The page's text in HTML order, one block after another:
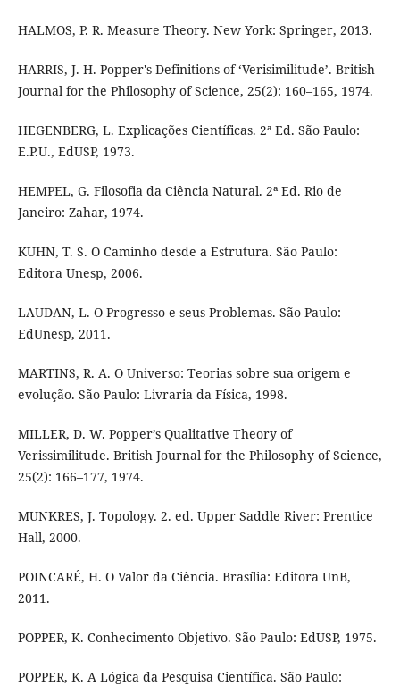
HALMOS, P. R. Measure Theory. New York: Springer, 2013.
HARRIS, J. H. Popper's Definitions of ‘Verisimilitude’. British
Journal for the Philosophy of Science, 25(2): 160–165, 1974.
HEGENBERG, L. Explicações Científicas. 2ª Ed. São Paulo:
E.P.U., EdUSP, 1973.
HEMPEL, G. Filosofia da Ciência Natural. 2ª Ed. Rio de
Janeiro: Zahar, 1974.
KUHN, T. S. O Caminho desde a Estrutura. São Paulo:
Editora Unesp, 2006.
LAUDAN, L. O Progresso e seus Problemas. São Paulo:
EdUnesp, 2011.
MARTINS, R. A. O Universo: Teorias sobre sua origem e
evolução. São Paulo: Livraria da Física, 1998.
MILLER, D. W. Popper’s Qualitative Theory of
Verissimilitude. British Journal for the Philosophy of Science,
25(2): 166–177, 1974.
MUNKRES, J. Topology. 2. ed. Upper Saddle River: Prentice
Hall, 2000.
POINCARÉ, H. O Valor da Ciência. Brasília: Editora UnB,
2011.
POPPER, K. Conhecimento Objetivo. São Paulo: EdUSP, 1975.
POPPER, K. A Lógica da Pesquisa Científica. São Paulo: